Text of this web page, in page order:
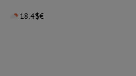
18.4°$€